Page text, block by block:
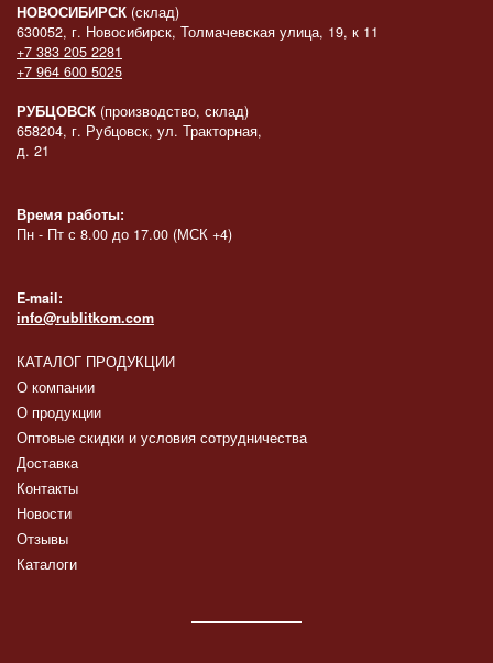
НОВОСИБИРСК (склад)
630052, г. Новосибирск, Толмачевская улица, 19, к 11
+7 383 205 2281
+7 964 600 5025
РУБЦОВСК (производство, склад)
658204, г. Рубцовск, ул. Тракторная,
д. 21
Время работы:
Пн - Пт с 8.00 до 17.00 (МСК +4)
E-mail:
info@rublitkom.com
КАТАЛОГ ПРОДУКЦИИ
О компании
О продукции
Оптовые скидки и условия сотрудничества
Доставка
Контакты
Новости
Отзывы
Каталоги